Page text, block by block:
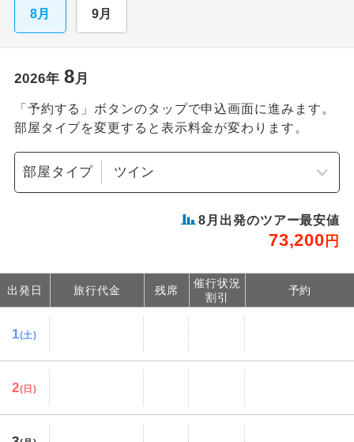
8月 9月
2026年 8月
「予約する」ボタンのタップで申込画面に進みます。
部屋タイプを変更すると表示料金が変わります。
部屋タイプ
8 月出発のツアー最安値
73,200 円
出発日 旅行代金 残席
催行状況
割引
予約
1(土)
2(日)